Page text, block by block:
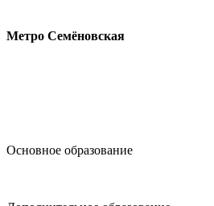
Метро Семёновская
Основное образование